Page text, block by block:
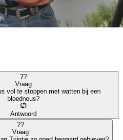
??
Vraag
vol te stoppen met watten bij een
bloedneus?
Antwoord
??
Vraag